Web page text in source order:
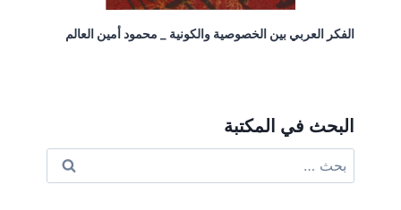
الفكر العربي بين الخصوصية والكونية _ محمود أمين العالم
البحث في المكتبة
عن: